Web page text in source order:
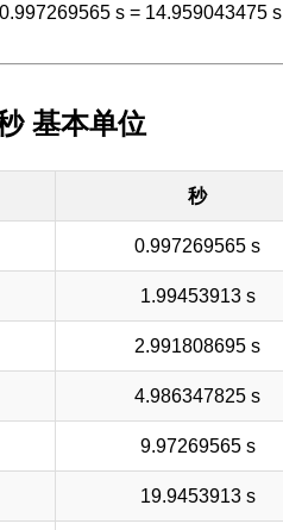
s = 14.959043475 s
基本单位
秒
0.997269565 s
1.99453913 s
2.991808695 s
4.986347825 s
9.97269565 s
19.9453913 s